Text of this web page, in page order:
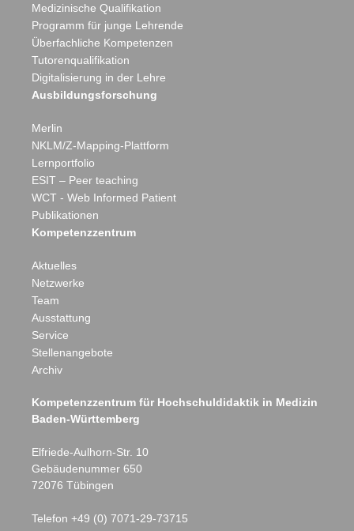
Medizinische Qualifikation
Programm für junge Lehrende
Überfachliche Kompetenzen
Tutorenqualifikation
Digitalisierung in der Lehre
Ausbildungsforschung
Merlin
NKLM/Z-Mapping-Plattform
Lernportfolio
ESIT – Peer teaching
WCT - Web Informed Patient
Publikationen
Kompetenzzentrum
Aktuelles
Netzwerke
Team
Ausstattung
Service
Stellenangebote
Archiv
Kompetenzzentrum für Hochschuldidaktik in Medizin
Baden-Württemberg
Elfriede-Aulhorn-Str. 10
Gebäudenummer 650
72076 Tübingen
Telefon +49 (0) 7071-29-73715